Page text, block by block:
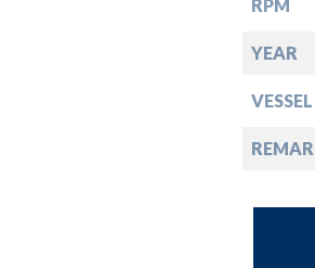
RPM
YEAR
VESSEL